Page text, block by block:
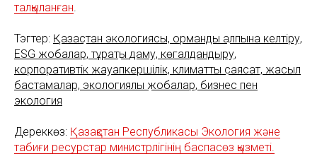
талқыланған.
Тэгтер: Қазақстан экологиясы, орманды қалпына келтіру,
ESG жобалар, тұрақты даму, көгалдандыру,
корпоративтік жауапкершілік, климаттық саясат, жасыл
бастамалар, экологиялық жобалар, бизнес пен
экология
Дереккөз: Қазақстан Республикасы Экология және
табиғи ресурстар министрлігінің баспасөз қызметі.